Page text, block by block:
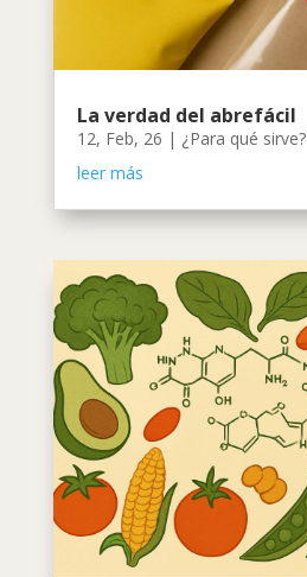
La verdad del abrefácil
12, Feb, 26 | ¿Para qué sirve?
leer más